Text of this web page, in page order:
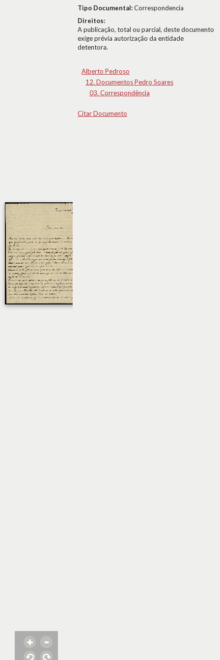
Tipo Documental:Correspondencia
Direitos:
A publicação, total ou parcial, deste documento
exige prévia autorização da entidade
detentora.
Alberto Pedroso
12. Documentos Pedro Soares
03. Correspondência
Citar Documento